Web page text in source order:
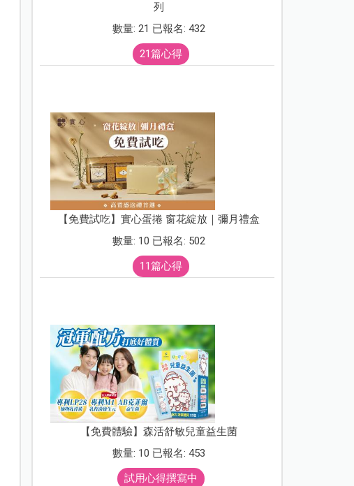
列
數量: 21 已報名: 432
21篇心得
【免費試吃】實心蛋捲 窗花綻放｜彌月禮盒
數量: 10 已報名: 502
11篇心得
【免費體驗】森活舒敏兒童益生菌
數量: 10 已報名: 453
試用心得撰寫中